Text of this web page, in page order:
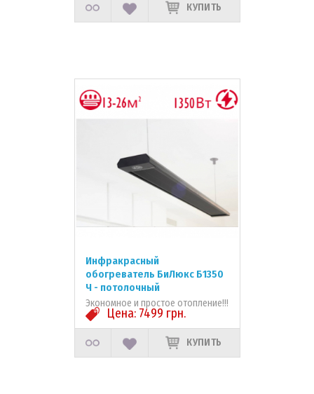
КУПИТЬ
Инфракрасный
обогреватель БиЛюкс Б1350
Ч - потолочный
Экономное и простое отопление!!!
Цена: 7499 грн.
КУПИТЬ